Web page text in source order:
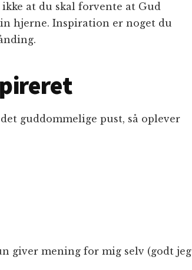
at du skal forvente at Gud
hjerne. Inspiration er noget du
guddommelige pust, så oplever
giver mening for mig selv (godt jeg